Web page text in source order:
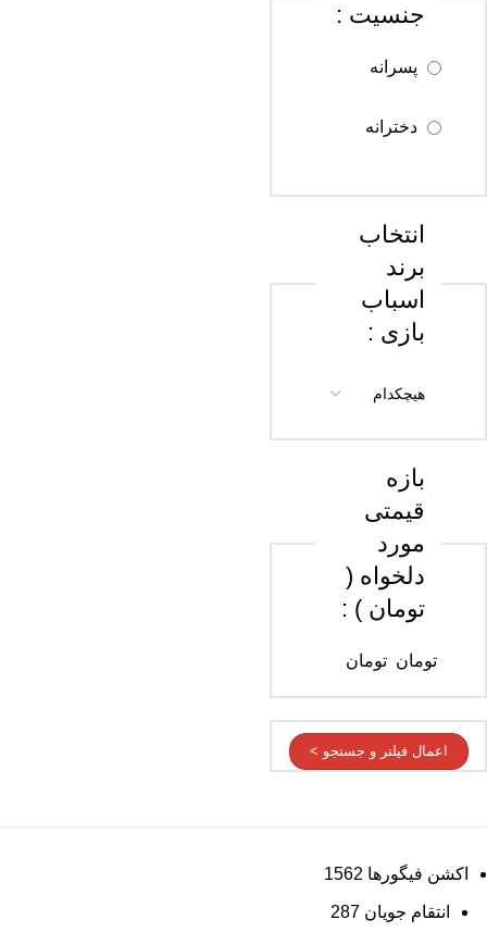
سالجنسیت :
انتخاب
برند
اسباب
بازی :
بازه
قیمتی
مورد
دلخواه (
تومان ) :
تومان تومان
اعمال فیلتر و جستجو >
اکشن فیگورها 1562
انتقام جویان 287